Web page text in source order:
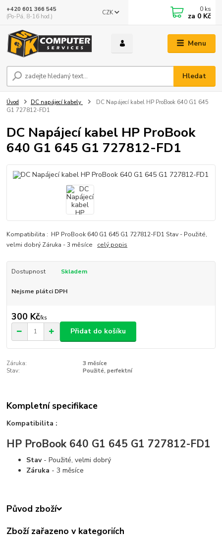
Menu
CZK
Hledat
+420 601 366 545
(Po-Pá, 8-16 hod.)
0 ks
za 0 Kč
Úvod DC napájecí kabely
DC Napájecí kabel HP ProBook 640 G1 645
G1 727812-FD1
DC Napájecí kabel HP ProBook
640 G1 645 G1 727812-FD1
Kompatibilita : HP ProBook 640 G1 645 G1 727812-FD1 Stav - Použité,
velmi dobrý Záruka - 3 měsíce celý popis
Dostupnost Skladem
Nejsme plátci DPH
300 Kč/ks
Přidat do košíku
Záruka:
3 měsíce
Stav:
Použité, perfektní
Kompletní specifikace
Kompatibilita :
HP ProBook 640 G1 645 G1 727812-FD1
Stav - Použité, velmi dobrý
Záruka - 3 měsíce
Původ zboží
Zboží zařazeno v kategoriích